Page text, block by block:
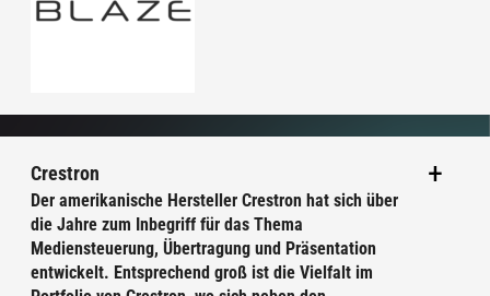
Crestron
Der amerikanische Hersteller Crestron hat sich über
die Jahre zum Inbegriff für das Thema
Mediensteuerung, Übertragung und Präsentation
entwickelt. Entsprechend groß ist die Vielfalt im